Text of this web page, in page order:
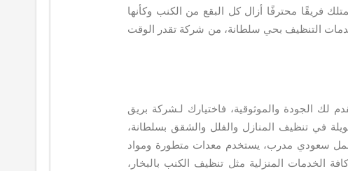
فريقًا محترفًا أزال كل البقع من الكنب وكأنها
التنظيف بحي سلطانة، من شركة تقدر الوقت
الجودة والموثوقية، فاختيارك لـشركة بريق
في تنظيف المنازل والفلل والشقق بسلطانة،
سعودي مدرب، يستخدم معدات متطورة ومواد
الخدمات المنزلية مثل تنظيف الكنب بالبخار،